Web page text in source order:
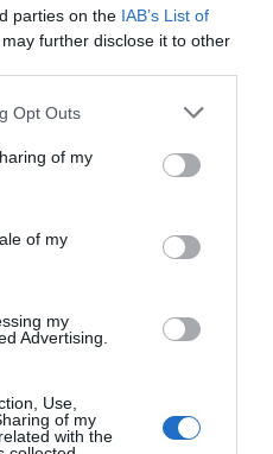
parties on the IAB’s List of
further disclose it to other
Opt Outs
of my
of my
my
Advertising.
Use,
of my
with the
Βέτο των ΗΠΑ για κατάπαυση